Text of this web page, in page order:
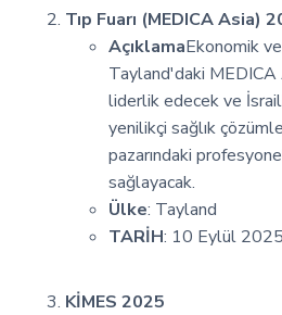
Tıp Fuarı (MEDICA Asia)
AçıklamaEkonomik
Tayland'daki
liderlik edecek ve
yenilikçi sağlık
pazarındaki
sağlayacak.
Ülke: Tayland
TARİH: 10 Eylül 2025
KİMES 2025